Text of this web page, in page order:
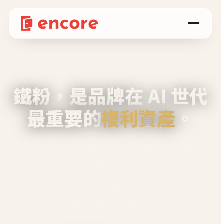
鐵粉，是品牌在 AI 世代
最重要的複利資產 。